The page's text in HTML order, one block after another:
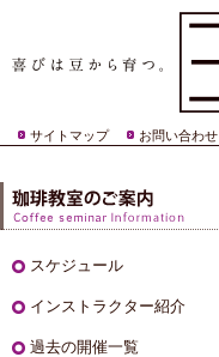
サイトマップ お問い合わせ
スケジュール
インストラクター紹介
過去の開催一覧